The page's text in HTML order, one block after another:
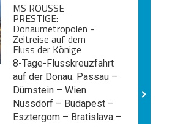
MS ROUSSE
PRESTIGE:
Donaumetropolen -
Zeitreise auf dem
Fluss der Könige
8-Tage-Flusskreuzfahrt
auf der Donau: Passau –
Dürnstein – Wien
Nussdorf – Budapest –
Esztergom – Bratislava –